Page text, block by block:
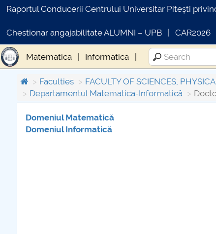
Raportul Conducerii Centrului Universitar Pitești
Chestionar angajabilitate ALUMNI – UPB CAR2026
Matematica Informatica
Faculties FACULTY OF SCIENCES,
Departamentul Matematica-Informatică
Domeniul Matematică
Domeniul Informatică